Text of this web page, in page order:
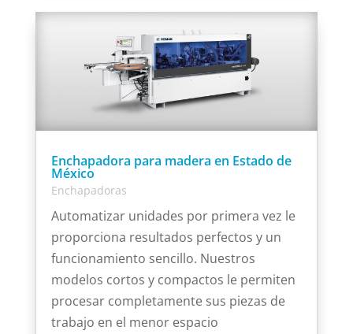
Enchapadora para madera en Estado de
México
Enchapadoras
Automatizar unidades por primera vez le
proporciona resultados perfectos y un
funcionamiento sencillo. Nuestros
modelos cortos y compactos le permiten
procesar completamente sus piezas de
trabajo en el menor espacio